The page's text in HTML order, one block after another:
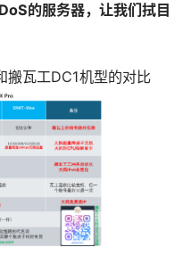
的服务器，让我们拭目
搬瓦工DC1机型的对比